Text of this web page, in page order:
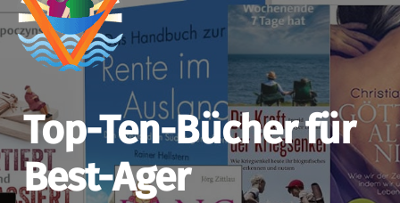
Top-Ten-Bücher für
Best-Ager